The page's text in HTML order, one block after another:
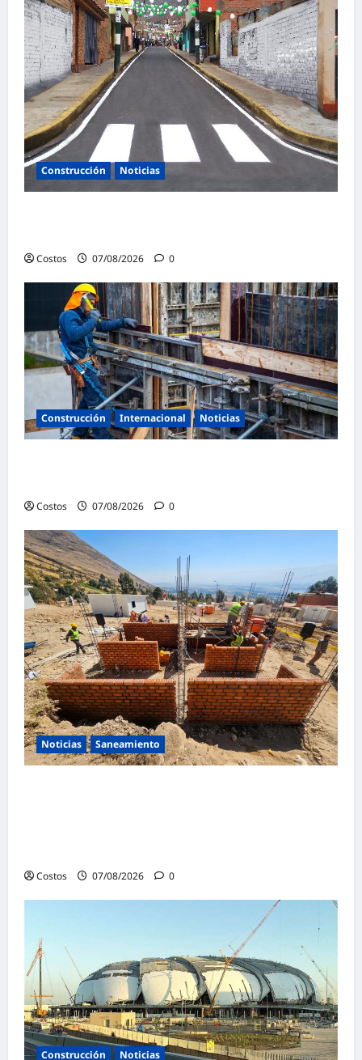
Construcción Noticias
Costos 07/08/2026 0
Construcción Internacional Noticias
Costos 07/08/2026 0
Noticias Saneamiento
Costos 07/08/2026 0
Construcción Noticias